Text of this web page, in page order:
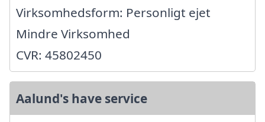
Virksomhedsform: Personligt ejet
Mindre Virksomhed
CVR: 45802450
Aalund's have service